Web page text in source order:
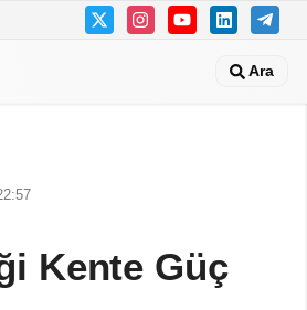
Ara
Kente Güç